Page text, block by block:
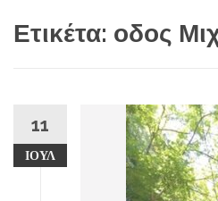
Ετικέτα: οδος
11
ΙΟΎΛ